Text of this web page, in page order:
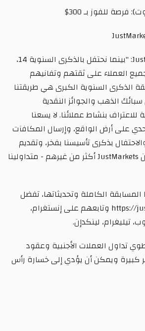
قال متحدث JustMarkets: "بينما نحتفل بالذكرى السنوية 14،
العملاء على ثقتهم وتفانيهم
الذكرى السنوية الكبرى هي طريقتنا
الذهب والجوائز النقدية
بنشاط عملائنا. لا يسعنا
على أرض الواقع، وإرسال المكافآت
بذكرى تأسيسنا بفخر، وتقديم
مكافآت للذين يهمون JustMarkets أكثر من غيرهم - متداولينا
الكاملة وتحديثاتها، تفضل
بزيارة https://justmarkets.com وتابعهم على إنستغرام،
تيليغرام، لينكدإن.
تداول العملات الأجنبية وعقود
كبيرة ويمكن أن يؤدي إلى خسارة رأس